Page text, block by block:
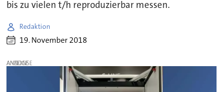
bis zu vielen t/h reproduzierbar messen.
Redaktion
19. November 2018
ANZEIGE